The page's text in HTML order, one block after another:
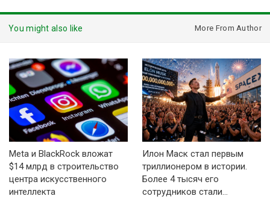
You might also like More From Author
Meta и BlackRock вложат
$14 млрд в строительство
центра искусственного
интеллекта
Илон Маск стал первым
триллионером в истории.
Более 4 тысяч его
сотрудников стали…